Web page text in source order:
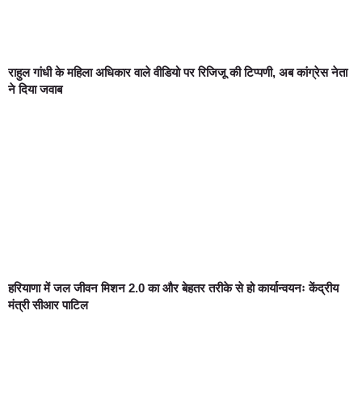
राहुल गांधी के महिला अधिकार वाले वीडियो पर रिजिजू की टिप्पणी, अब कांग्रेस नेता
ने दिया जवाब
हरियाणा में जल जीवन मिशन 2.0 का और बेहतर तरीके से हो कार्यान्वयनः केंद्रीय
मंत्री सीआर पाटिल